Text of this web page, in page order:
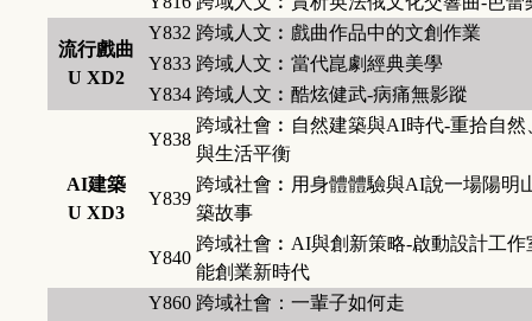
流行戲曲
U XD2
Y832 跨域人文︰戲曲作品中的文創作業
Y833 跨域人文︰當代崑劇經典美學
Y834 跨域人文︰酷炫健武-病痛無影蹤
AI建築
U XD3
Y838
跨域社會︰自然建築與AI時代-重拾自然
與生活平衡
Y839
跨域社會︰用身體體驗與AI說一場陽明
築故事
Y840
跨域社會︰AI與創新策略-啟動設計工作
能創業新時代
Y860 跨域社會：一輩子如何走